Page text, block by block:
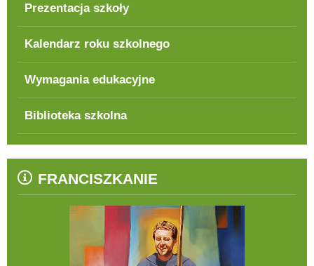
Prezentacja szkoły
Kalendarz roku szkolnego
Wymagania edukacyjne
Biblioteka szkolna
FRANCISZKANIE